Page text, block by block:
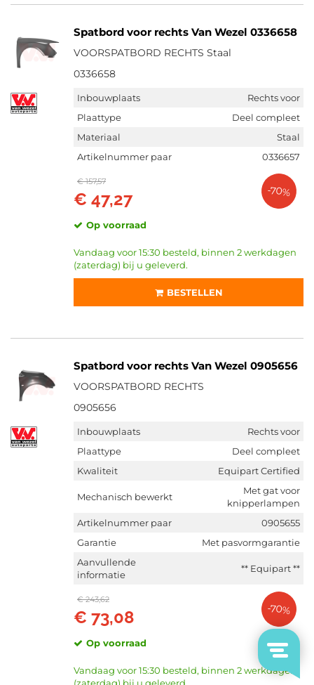
Spatbord voor rechts Van Wezel 0336658
VOORSPATBORD RECHTS Staal
0336658
Inbouwplaats
Rechts voor
Plaattype
Deel compleet
Materiaal
Staal
Artikelnummer paar
0336657
€ 157,57
€ 47,27 -70%
Op voorraad
Vandaag voor 15:30 besteld, binnen 2 werkdagen
(zaterdag) bij u geleverd.
BESTELLEN
Spatbord voor rechts Van Wezel 0905656
VOORSPATBORD RECHTS
0905656
Inbouwplaats
Rechts voor
Plaattype
Deel compleet
Kwaliteit
Equipart Certified
Mechanisch bewerkt
Met gat voor
knipperlampen
Artikelnummer paar
0905655
Garantie
Met pasvormgarantie
Aanvullende
informatie
** Equipart **
€ 243,62
€ 73,08 -70%
Op voorraad
Vandaag voor 15:30 besteld, binnen 2 werkdagen